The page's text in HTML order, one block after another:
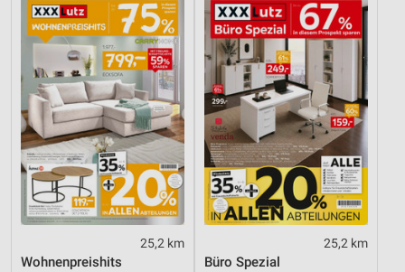
25,2 km
Wohnenpreishits
25,2 km
Büro Spezial